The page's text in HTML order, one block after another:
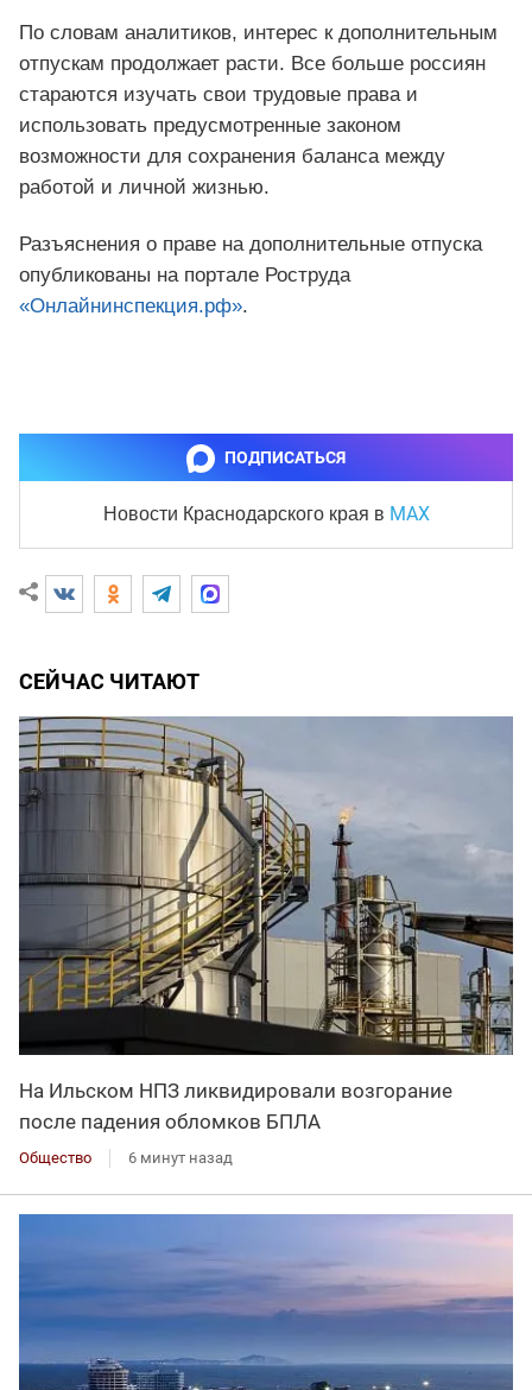
По словам аналитиков, интерес к дополнительным
отпускам продолжает расти. Все больше россиян
стараются изучать свои трудовые права и
использовать предусмотренные законом
возможности для сохранения баланса между
работой и личной жизнью.
Разъяснения о праве на дополнительные отпуска
опубликованы на портале Роструда
«Онлайнинспекция.рф».
ПОДПИСАТЬСЯ
Новости Краснодарского края в MAX
СЕЙЧАС ЧИТАЮТ
На Ильском НПЗ ликвидировали возгорание
после падения обломков БПЛА
Общество 6 минут назад